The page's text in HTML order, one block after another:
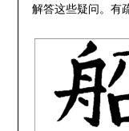
解答这些疑问。有